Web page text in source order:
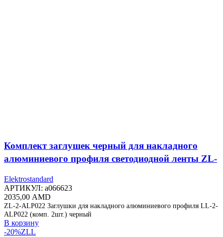
Комплект заглушек черный для накладного
алюминиевого профиля светодиодной ленты ZL-
Elektrostandard
АРТИКУЛ: a066623
2035,00 AMD
ZL-2-ALP022 Заглушки для накладного алюминиевого профиля LL-2-
ALP022 (комп. 2шт.) черный
В корзину
-20%ZLL